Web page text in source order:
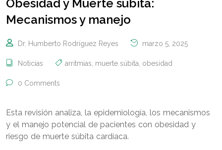
Obesidad y Muerte súbita:
Mecanismos y manejo
Dr. Humberto Rodríguez Reyes marzo 5, 2025
Noticias arritmias, muerte súbita, obesidad
0 Comments
Esta revisión analiza, la epidemiología, los mecanismos
y el manejo potencial de pacientes con obesidad y
riesgo de muerte súbita cardíaca.